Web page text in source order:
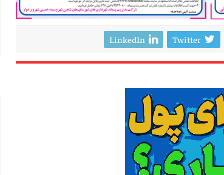
Twitter
LinkedIn